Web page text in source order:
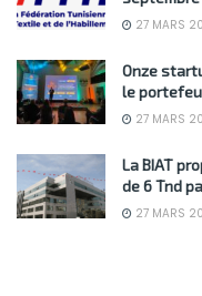
27 MARS
Onze
le
27 MARS
La BIAT
de 6 Tnd
27 MARS